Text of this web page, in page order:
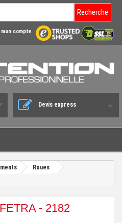
Recherche
compte
Devis express
Roues
- 2182